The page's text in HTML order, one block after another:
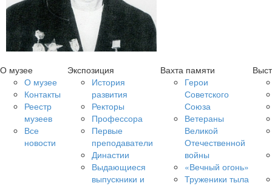
О музее
О музее
Контакты
Реестр
музеев
Все
новости
Экспозиция
История
развития
Ректоры
Профессора
Первые
преподаватели
Династии
Выдающиеся
выпускники и
Вахта памяти
Герои
Советского
Союза
Ветераны
Великой
Отечественной
войны
«Вечный огонь»
Труженики тыла